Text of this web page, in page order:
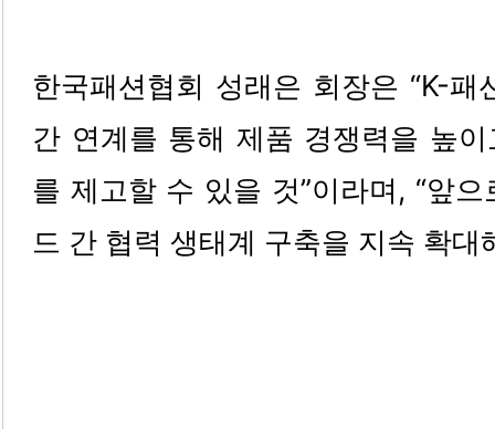
한국패션협회 성래은 회장은 “K-
간 연계를 통해 제품 경쟁력을 높
를 제고할 수 있을 것”이라며, “앞으
드 간 협력 생태계 구축을 지속 확대